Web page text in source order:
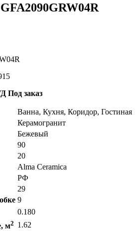
Под заказ
Ванна, Кухня, Коридор, Гостиная
Керамогранит
Бежевый
90
20
Alma Ceramica
РФ
29
9
0.180
м2 1.62